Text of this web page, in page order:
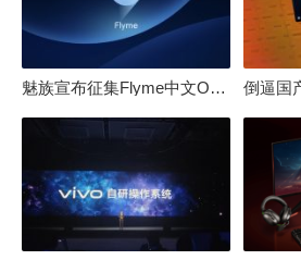
魅族宣布征集Flyme中文OS名：要像鸿蒙、澎湃一样响亮